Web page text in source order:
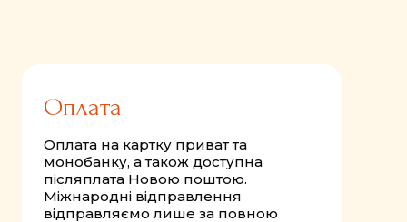
Оплата
Оплата на картку приват та
монобанку, а також доступна
післяплата Новою поштою.
Міжнародні відправлення
відправляємо лише за повною